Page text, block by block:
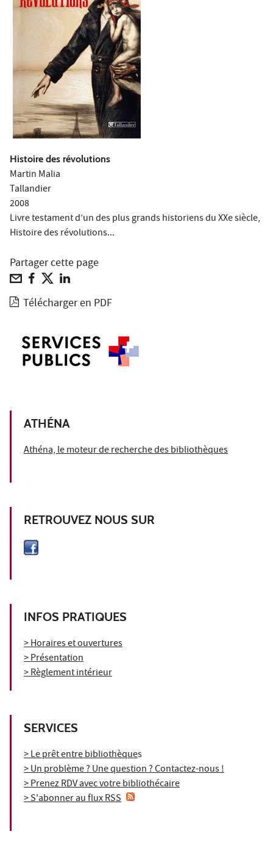
Histoire des révolutions
Martin Malia
Tallandier
2008
Livre testament d’un des plus grands historiens du XXe siècle,
Histoire des révolutions...
Partager cette page
Télécharger en PDF
ATHÉNA
Athéna, le moteur de recherche des bibliothèques
RETROUVEZ NOUS SUR
INFOS PRATIQUES
> Horaires et ouvertures
> Présentation
> Règlement intérieur
SERVICES
> Le prêt entre bibliothèques
> Un problème ? Une question ? Contactez-nous !
> Prenez RDV avec votre bibliothécaire
> S'abonner au flux RSS